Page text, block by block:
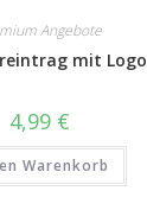
Angebote
mit Logo
4,99 €
Warenkorb